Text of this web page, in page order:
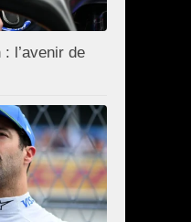
l’avenir de